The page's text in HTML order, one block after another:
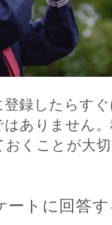
録したらす
ありません
くことが大
ートに回答